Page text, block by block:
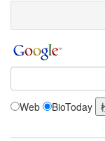
Web BioToday